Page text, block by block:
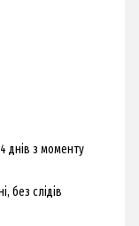
днів з моменту
без слідів